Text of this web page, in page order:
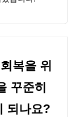
복을 위
꾸준히
되나요?